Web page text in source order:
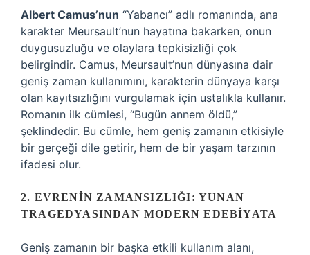
Albert Camus’nun “Yabancı” adlı romanında, ana
karakter Meursault’nun hayatına bakarken, onun
duygusuzluğu ve olaylara tepkisizliği çok
belirgindir. Camus, Meursault’nun dünyasına dair
geniş zaman kullanımını, karakterin dünyaya karşı
olan kayıtsızlığını vurgulamak için ustalıkla kullanır.
Romanın ilk cümlesi, “Bugün annem öldü,”
şeklindedir. Bu cümle, hem geniş zamanın etkisiyle
bir gerçeği dile getirir, hem de bir yaşam tarzının
ifadesi olur.
2. EVRENIN ZAMANSIZLIĞI: YUNAN
TRAGEDYASINDAN MODERN EDEBIYATA
Geniş zamanın bir başka etkili kullanım alanı,